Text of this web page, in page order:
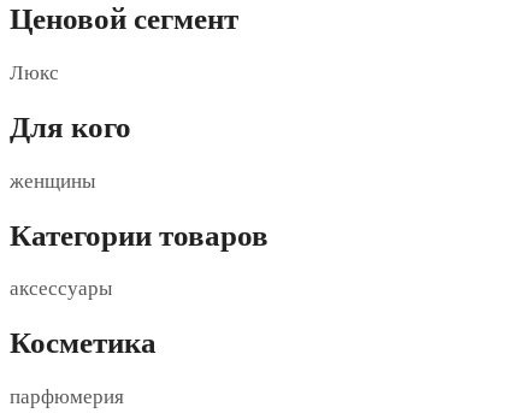
Ценовой сегмент
Люкс
Для кого
женщины
Категории товаров
аксессуары
Косметика
парфюмерия